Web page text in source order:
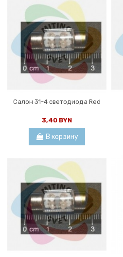
Салон 31-4 светодиода Red
3,40 BYN
В корзину